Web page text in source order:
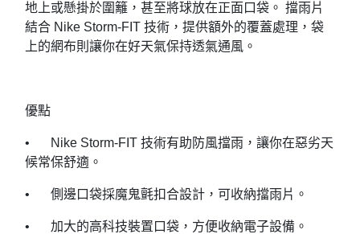
地上或懸掛於圍籬，甚至將球放在正面口袋。 擋雨片
結合 Nike Storm-FIT 技術，提供額外的覆蓋處理，袋
上的網布則讓你在好天氣保持透氣通風。
優點
•
Nike Storm-FIT 技術有助防風擋雨，讓你在惡劣天
候常保舒適。
• 側邊口袋採魔鬼氈扣合設計，可收納擋雨片。
• 加大的高科技裝置口袋，方便收納電子設備。